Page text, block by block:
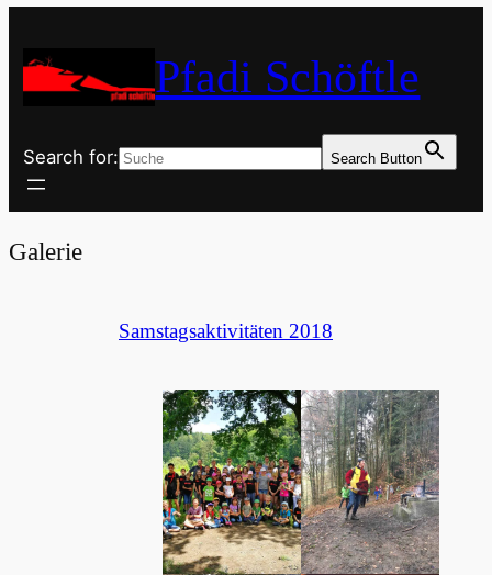
Pfadi Schöftle
Search for: Search Button
Galerie
Samstagsaktivitäten 2018